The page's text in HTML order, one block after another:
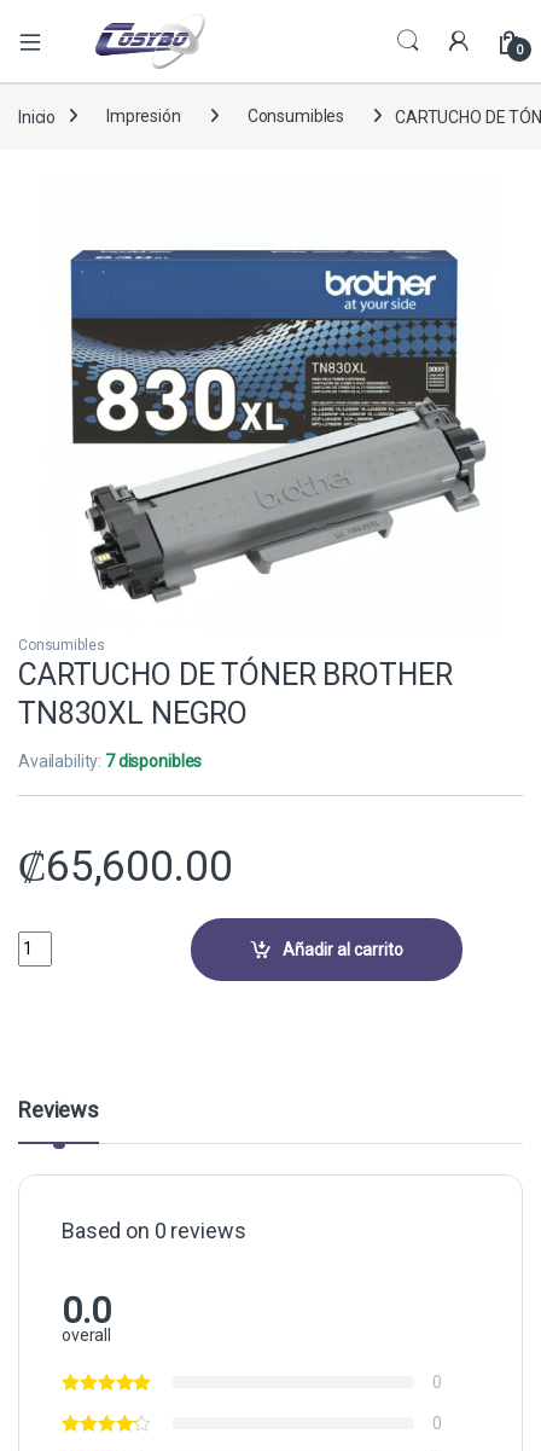
0
Inicio Impresión Consumibles CARTUCHO DE
Consumibles
CARTUCHO DE TÓNER BROTHER
TN830XL NEGRO
Availability: 7 disponibles
₡65,600.00
CARTUCHO DE TÓNER BROTHER TN830XL NEGRO quantity
Añadir al carrito
Reviews
Based on 0 reviews
0.0
overall
0
0